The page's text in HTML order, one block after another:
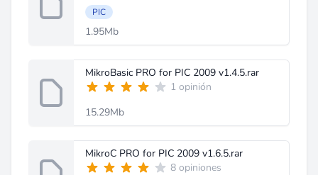
PIC
1.95Mb
MikroBasic PRO for PIC 2009 v1.4.5.rar
1 opinión
15.29Mb
MikroC PRO for PIC 2009 v1.6.5.rar
8 opiniones